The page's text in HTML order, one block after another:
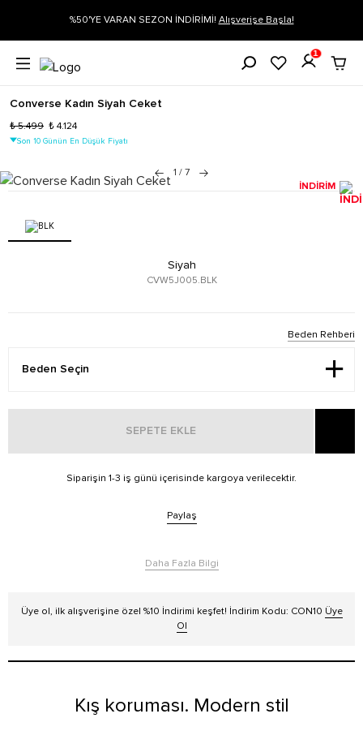
%50'YE VARAN SEZON İNDİRİMİ!Alışverişe Başla!
1
Converse Kadın Siyah Ceket
₺ 5.499 ₺ 4.124
Son 10 Günün En Düşük Fiyatı
1 / 7
İNDİRİM
Siyah
CVW5J005.BLK
Beden Rehberi
SEPETE EKLE
Siparişin 1-3 iş günü içerisinde kargoya verilecektir.
Paylaş
Daha Fazla Bilgi
Üye ol, ilk alışverişine özel %10 İndirimi keşfet! İndirim Kodu: CON10 Üye
Ol
Kış koruması. Modern stil